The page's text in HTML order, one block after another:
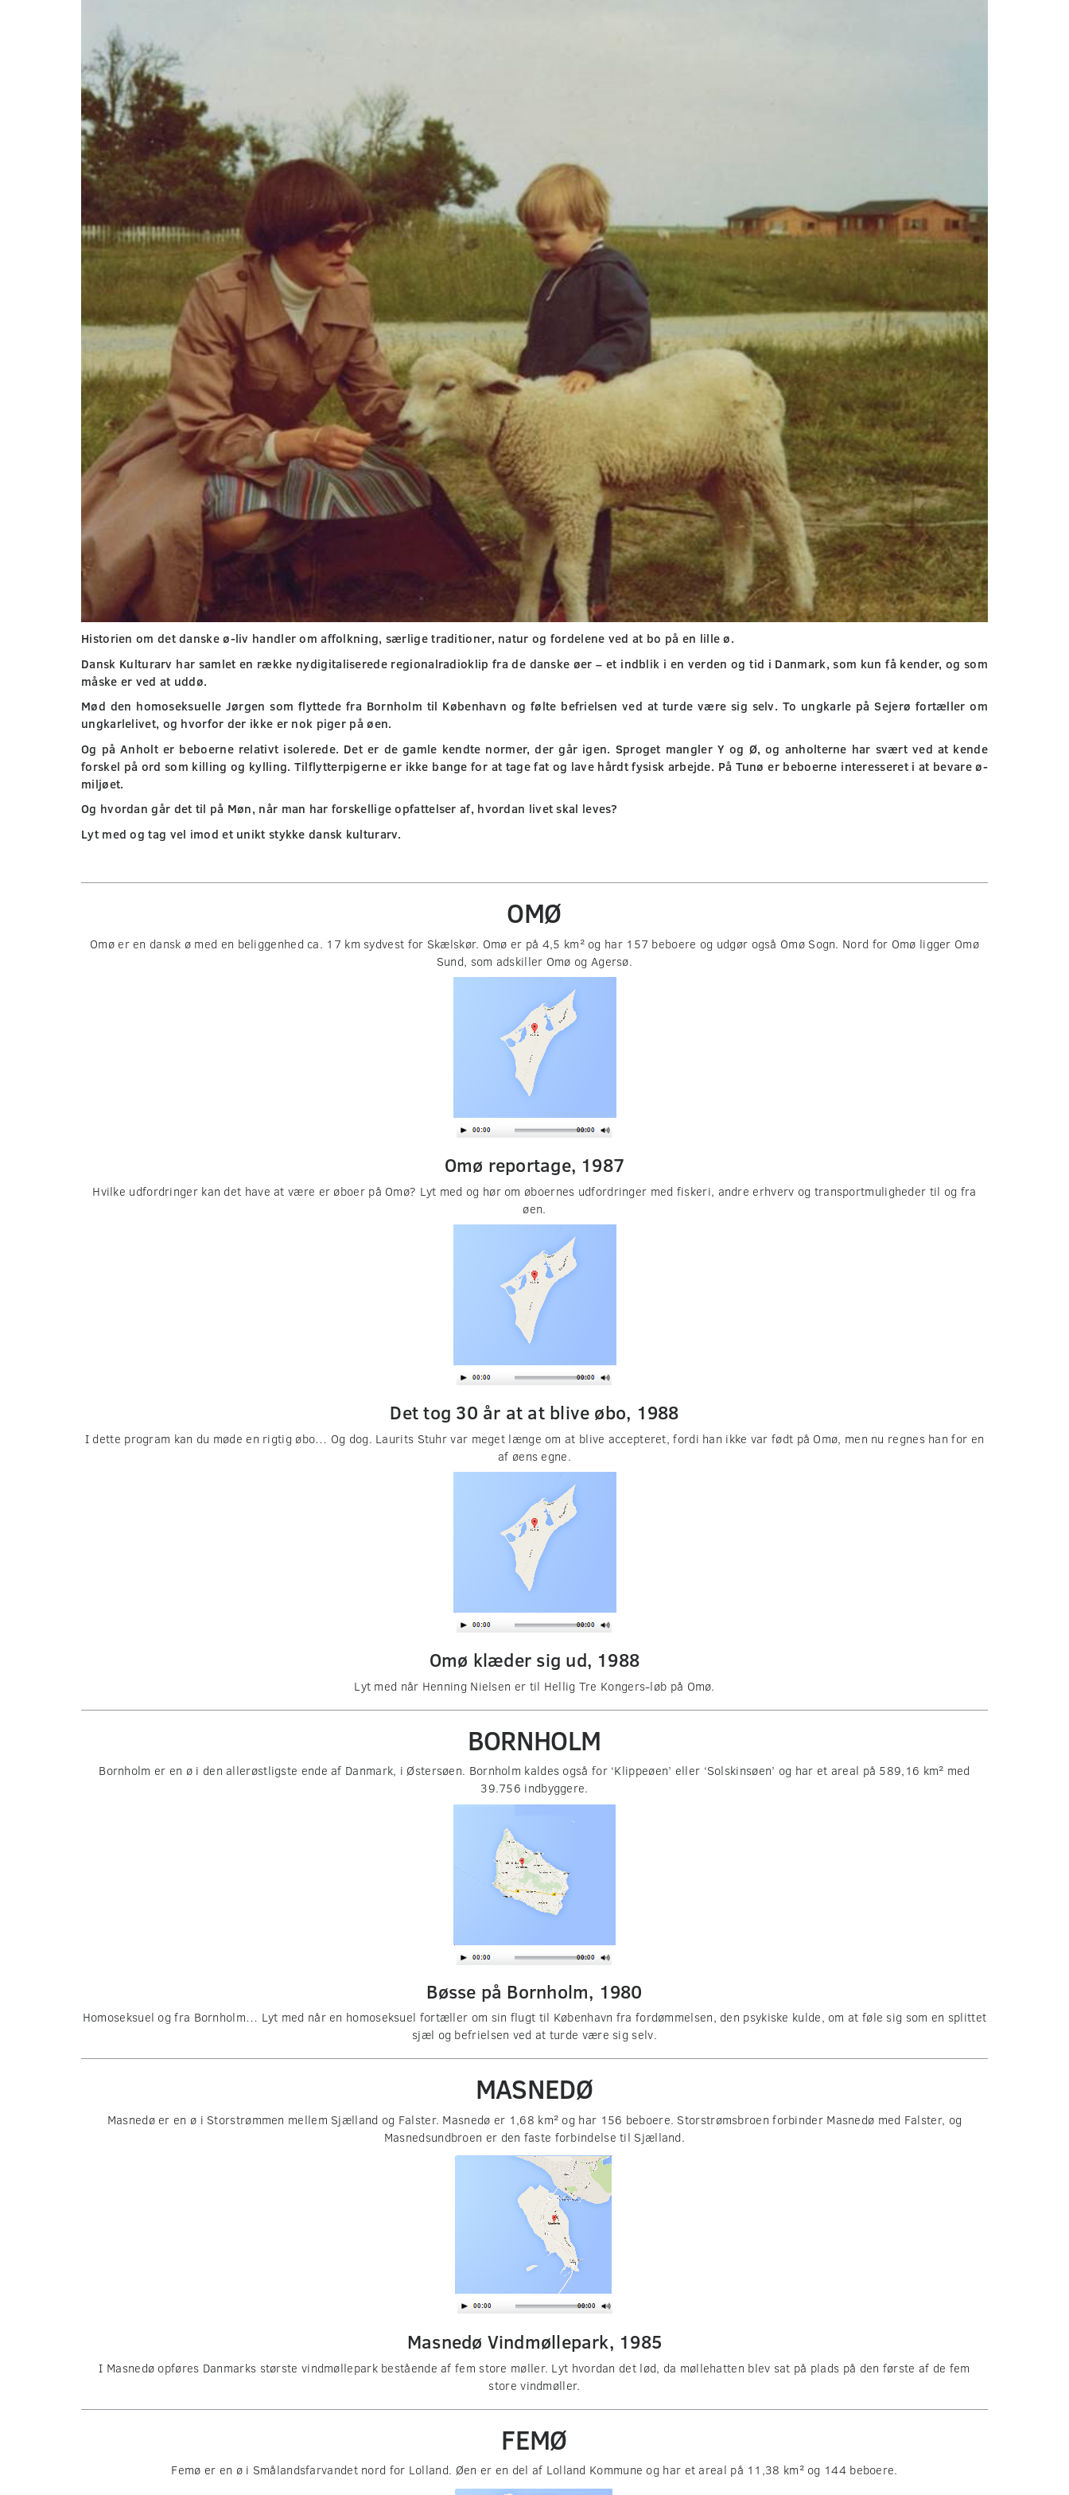
Historien om det danske ø-liv handler om affolkning, særlige traditioner, natur og fordelene ved at bo på en lille ø.
Dansk Kulturarv har samlet en række nydigitaliserede regionalradioklip fra de danske øer – et indblik i en verden og tid i Danmark, som kun få kender, og som
måske er ved at uddø.
Mød den homoseksuelle Jørgen som flyttede fra Bornholm til København og følte befrielsen ved at turde være sig selv. To ungkarle på Sejerø fortæller om
ungkarlelivet, og hvorfor der ikke er nok piger på øen.
Og på Anholt er beboerne relativt isolerede. Det er de gamle kendte normer, der går igen. Sproget mangler Y og Ø, og anholterne har svært ved at kende
forskel på ord som killing og kylling. Tilflytterpigerne er ikke bange for at tage fat og lave hårdt fysisk arbejde. På Tunø er beboerne interesseret i at bevare ø-
miljøet.
Og hvordan går det til på Møn, når man har forskellige opfattelser af, hvordan livet skal leves?
Lyt med og tag vel imod et unikt stykke dansk kulturarv.
OMØ
Omø er en dansk ø med en beliggenhed ca. 17 km sydvest for Skælskør. Omø er på 4,5 km² og har 157 beboere og udgør også Omø Sogn. Nord for Omø ligger Omø
Sund, som adskiller Omø og Agersø.
Omø reportage, 1987
Hvilke udfordringer kan det have at være er øboer på Omø? Lyt med og hør om øboernes udfordringer med fiskeri, andre erhverv og transportmuligheder til og fra
øen.
Det tog 30 år at at blive øbo, 1988
I dette program kan du møde en rigtig øbo… Og dog. Laurits Stuhr var meget længe om at blive accepteret, fordi han ikke var født på Omø, men nu regnes han for en
af øens egne.
Omø klæder sig ud, 1988
Lyt med når Henning Nielsen er til Hellig Tre Kongers-løb på Omø.
BORNHOLM
Bornholm er en ø i den allerøstligste ende af Danmark, i Østersøen. Bornholm kaldes også for ‘Klippeøen’ eller ‘Solskinsøen’ og har et areal på 589,16 km² med
39.756 indbyggere.
Bøsse på Bornholm, 1980
Homoseksuel og fra Bornholm… Lyt med når en homoseksuel fortæller om sin flugt til København fra fordømmelsen, den psykiske kulde, om at føle sig som en splittet
sjæl og befrielsen ved at turde være sig selv.
MASNEDØ
Masnedø er en ø i Storstrømmen mellem Sjælland og Falster. Masnedø er 1,68 km² og har 156 beboere. Storstrømsbroen forbinder Masnedø med Falster, og
Masnedsundbroen er den faste forbindelse til Sjælland.
Masnedø Vindmøllepark, 1985
I Masnedø opføres Danmarks største vindmøllepark bestående af fem store møller. Lyt hvordan det lød, da møllehatten blev sat på plads på den første af de fem
store vindmøller.
FEMØ
Femø er en ø i Smålandsfarvandet nord for Lolland. Øen er en del af Lolland Kommune og har et areal på 11,38 km² og 144 beboere.